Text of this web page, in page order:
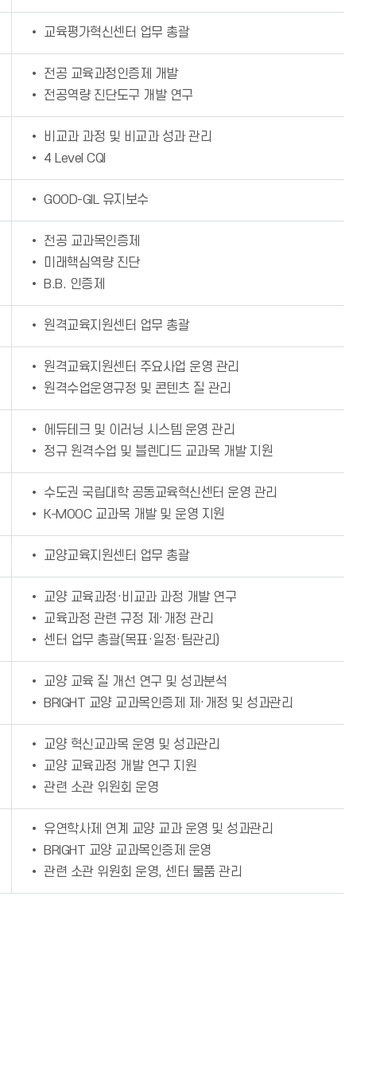
• 교육평가혁신센터 업무 총괄
• 전공 교육과정인증제 개발
• 전공역량 진단도구 개발 연구
• 비교과 과정 및 비교과 성과 관리
• 4 Level CQI
• GOOD-GIL 유지보수
• 전공 교과목인증제
• 미래핵심역량 진단
• B.B. 인증제
• 원격교육지원센터 업무 총괄
• 원격교육지원센터 주요사업 운영 관리
• 원격수업운영규정 및 콘텐츠 질 관리
• 에듀테크 및 이러닝 시스템 운영 관리
• 정규 원격수업 및 블렌디드 교과목 개발 지원
• 수도권 국립대학 공동교육혁신센터 운영 관리
• K-MOOC 교과목 개발 및 운영 지원
• 교양교육지원센터 업무 총괄
• 교양 교육과정·비교과 과정 개발 연구
• 교육과정 관련 규정 제·개정 관리
• 센터 업무 총괄(목표·일정·팀관리)
• 교양 교육 질 개선 연구 및 성과분석
• BRIGHT 교양 교과목인증제 제·개정 및 성과관리
• 교양 혁신교과목 운영 및 성과관리
• 교양 교육과정 개발 연구 지원
• 관련 소관 위원회 운영
• 유연학사제 연계 교양 교과 운영 및 성과관리
• BRIGHT 교양 교과목인증제 운영
• 관련 소관 위원회 운영, 센터 물품 관리